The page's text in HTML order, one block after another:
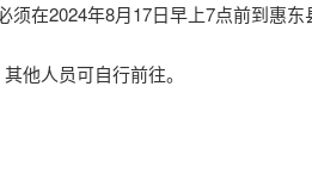
2024年8月17日早上7点前到惠东
人员可自行前往。